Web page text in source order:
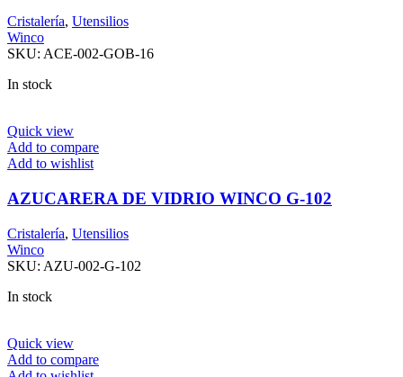
Cristalería, Utensilios
Winco
SKU: ACE-002-GOB-16
In stock
Quick view
Add to compare
Add to wishlist
AZUCARERA DE VIDRIO WINCO G-102
Cristalería, Utensilios
Winco
SKU: AZU-002-G-102
In stock
Quick view
Add to compare